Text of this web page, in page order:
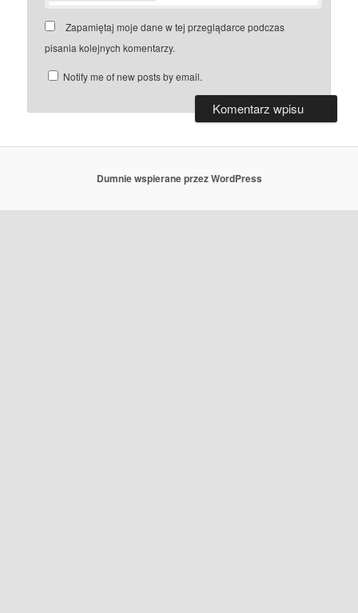
Zapamiętaj moje dane w tej przeglądarce podczas
pisania kolejnych komentarzy.
Notify me of new posts by email.
Dumnie wspierane przez WordPress